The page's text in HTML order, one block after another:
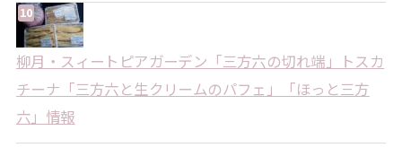
柳月・スィートピアガーデン「三方六の切れ端」トスカ
チーナ「三方六と生クリームのパフェ」「ほっと三方
六」情報